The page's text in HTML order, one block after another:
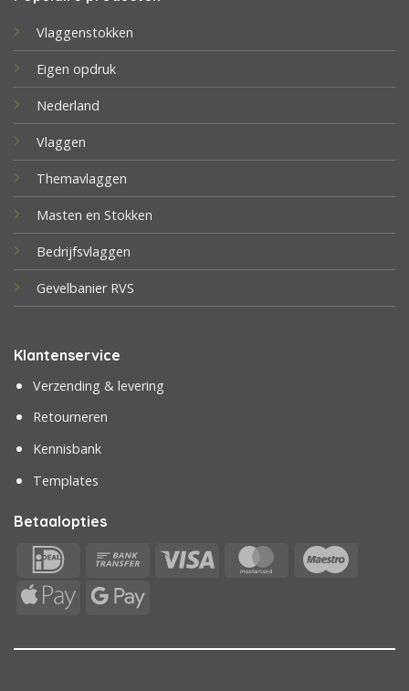
Vlaggenstokken
Eigen opdruk
Nederland
Vlaggen
Themavlaggen
Masten en Stokken
Bedrijfsvlaggen
Gevelbanier RVS
Klantenservice
Verzending & levering
Retourneren
Kennisbank
Templates
Betaalopties
IDeal
Bank
Visa MasterCard
Apple
Google